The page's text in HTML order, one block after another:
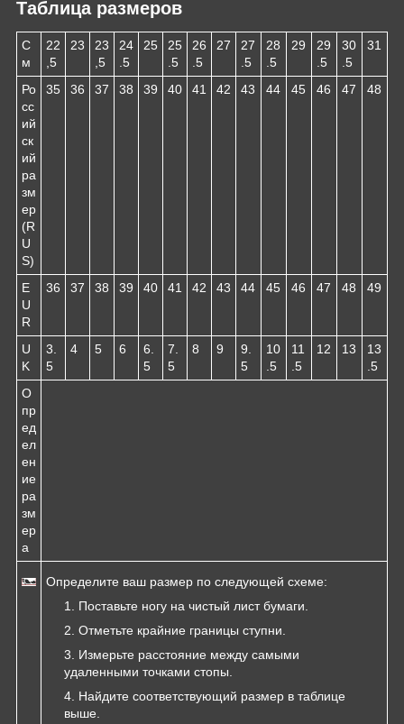
Таблица размеров
С
м
22
,5
23
23
,5
24
.5
25
25
.5
26
.5
27
27
.5
28
.5
29
29
.5
30
.5
31
Ро
сс
ий
ск
ий
ра
зм
ер
(R
U
S)
35 36 37 38 39 40 41 42 43 44 45 46 47 48
E
U
R
36 37 38 39 40 41 42 43 44 45 46 47 48 49
U
K
3.
5
4 5 6
6.
5
7.
5
8 9
9.
5
10
.5
11
.5
12 13
13
.5
О
пр
ед
ел
ен
ие
ра
зм
ер
а
Определите ваш размер по следующей схеме:
Поставьте ногу на чистый лист бумаги.
Отметьте крайние границы ступни.
Измерьте расстояние между самыми
удаленными точками стопы.
Найдите соответствующий размер в таблице
выше.